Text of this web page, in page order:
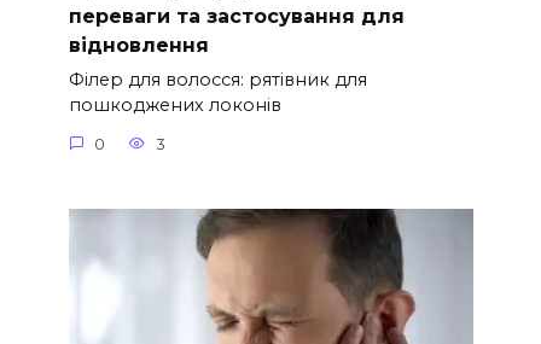
переваги та застосування для
відновлення
Філер для волосся: рятівник для
пошкоджених локонів
0 3